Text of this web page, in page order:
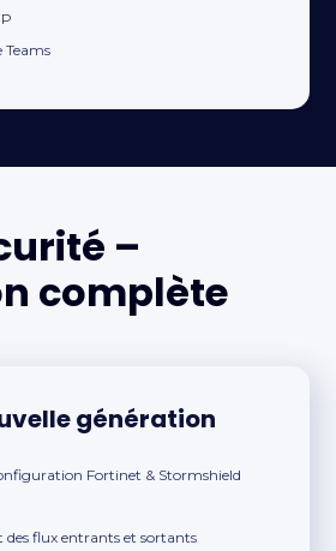
Teams
–
complète
génération
Fortinet & Stormshield
flux entrants et sortants